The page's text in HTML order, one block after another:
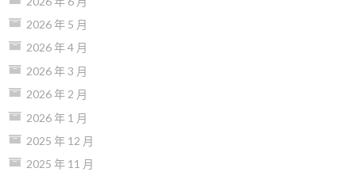
2026 年 5 月
2026 年 4 月
2026 年 3 月
2026 年 2 月
2026 年 1 月
2025 年 12 月
2025 年 11 月